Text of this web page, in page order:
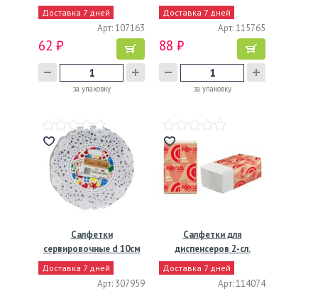
Доставка 7 дней
Арт: 107163
62 ₽
за упаковку
Доставка 7 дней
Арт: 115765
88 ₽
за упаковку
Салфетки
сервировочные d 10см
(внутр-6см),…
Доставка 7 дней
Арт: 307959
Салфетки для
диспенсеров 2-сл.
230х168 мм,…
Доставка 7 дней
Арт: 114074